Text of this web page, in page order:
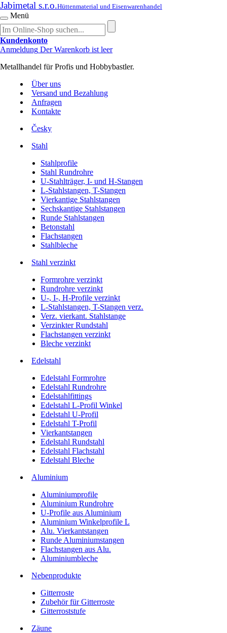
Jabimetal s.r.o.Hüttenmaterial und Eisenwarenhandel
Menü
Kundenkonto
Anmeldung Der Warenkorb ist leer
Metallhandel für Profis und Hobbybastler.
Über uns
Versand und Bezahlung
Anfragen
Kontakte
Česky
Stahl
Stahlprofile
Stahl Rundrohre
U-Stahlträger, I- und H-Stangen
L-Stahlstangen, T-Stangen
Vierkantige Stahlstangen
Sechskantige Stahlstangen
Runde Stahlstangen
Betonstahl
Flachstangen
Stahlbleche
Stahl verzinkt
Formrohre verzinkt
Rundrohre verzinkt
U-, I-, H-Profile verzinkt
L-Stahlstangen, T-Stangen verz.
Verz. vierkant. Stahlstange
Verzinkter Rundstahl
Flachstangen verzinkt
Bleche verzinkt
Edelstahl
Edelstahl Formrohre
Edelstahl Rundrohre
Edelstahlfittings
Edelstahl L-Profil Winkel
Edelstahl U-Profil
Edelstahl T-Profil
Vierkantstangen
Edelstahl Rundstahl
Edelstahl Flachstahl
Edelstahl Bleche
Aluminium
Aluminiumprofile
Aluminium Rundrohre
U-Profile aus Aluminium
Aluminium Winkelprofile L
Alu. Vierkantstangen
Runde Aluminiumstangen
Flachstangen aus Alu.
Aluminiumbleche
Nebenprodukte
Gitterroste
Zubehör für Gitterroste
Gitterroststufe
Zäune